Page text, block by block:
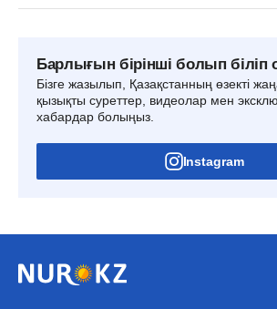
Барлығын бірінші болып
Бізге жазылып, Қазақстанның өзекті
қызықты суреттер, видеолар мен
хабардар болыңыз.
Instagram